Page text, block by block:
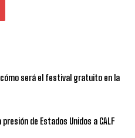
será el festival gratuito en la
de Estados Unidos a CALF